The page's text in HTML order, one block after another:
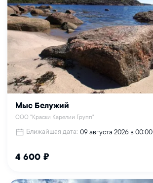
Мыс Белужий
ООО "Краски Карелии Групп"
Ближайшая дата: 09 августа 2026 в 00:00
4 600 ₽